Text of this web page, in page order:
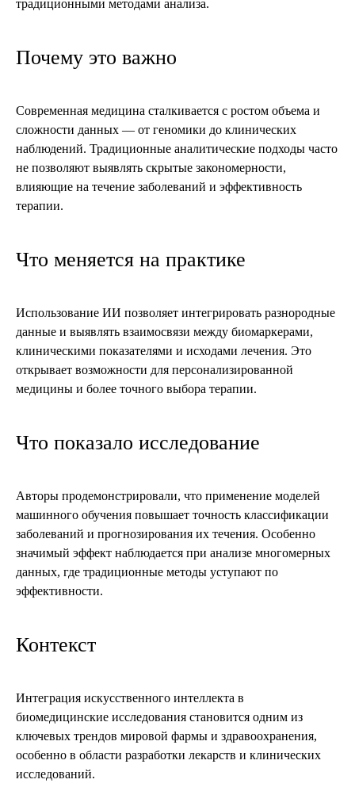
традиционными методами анализа.
Почему это важно
Современная медицина сталкивается с ростом объема и
сложности данных — от геномики до клинических
наблюдений. Традиционные аналитические подходы часто
не позволяют выявлять скрытые закономерности,
влияющие на течение заболеваний и эффективность
терапии.
Что меняется на практике
Использование ИИ позволяет интегрировать разнородные
данные и выявлять взаимосвязи между биомаркерами,
клиническими показателями и исходами лечения. Это
открывает возможности для персонализированной
медицины и более точного выбора терапии.
Что показало исследование
Авторы продемонстрировали, что применение моделей
машинного обучения повышает точность классификации
заболеваний и прогнозирования их течения. Особенно
значимый эффект наблюдается при анализе многомерных
данных, где традиционные методы уступают по
эффективности.
Контекст
Интеграция искусственного интеллекта в
биомедицинские исследования становится одним из
ключевых трендов мировой фармы и здравоохранения,
особенно в области разработки лекарств и клинических
исследований.